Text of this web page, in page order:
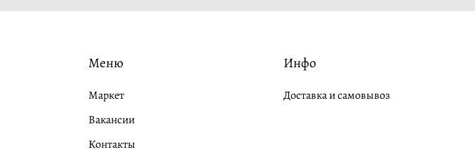
Меню
Маркет
Вакансии
Контакты
Инфо
Доставка и самовывоз